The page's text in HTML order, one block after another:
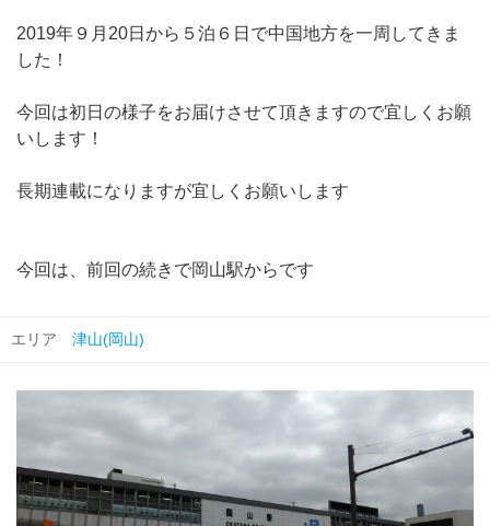
2019年９月20日から５泊６日で中国地方を一周してきま
した！
今回は初日の様子をお届けさせて頂きますので宜しくお願
いします！
長期連載になりますが宜しくお願いします
今回は、前回の続きで岡山駅からです
エリア 津山(岡山)